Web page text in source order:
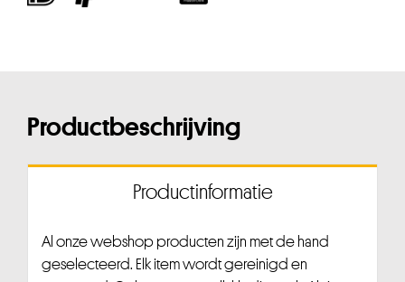
Productbeschrijving
Productinformatie
Al onze webshop producten zijn met de hand
geselecteerd. Elk item wordt gereinigd en